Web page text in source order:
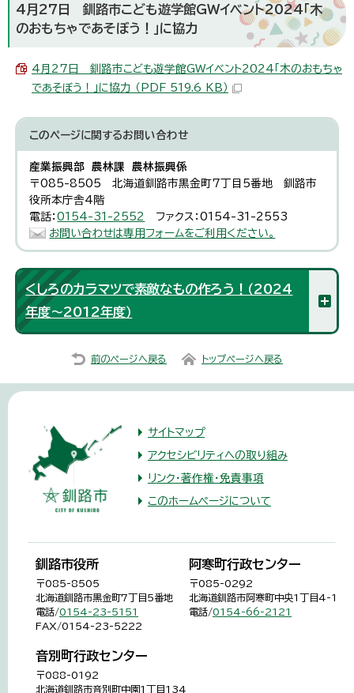
4月27日 釧路市こども遊学館GWイベント2024「木
のおもちゃであそぼう！」に協力
4月27日 釧路市こども遊学館GWイベント2024「木のおもちゃ
であそぼう！」に協力 （PDF 519.6 KB）
このページに関するお問い合わせ
産業振興部 農林課 農林振興係
〒085-8505 北海道釧路市黒金町7丁目5番地 釧路市
役所本庁舎4階
電話：0154-31-2552
ファクス：0154-31-2553
お問い合わせは専用フォームをご利用ください。
くしろのカラマツで素敵なもの作ろう！（2024
年度～2012年度）
前のページへ戻る トップページへ戻る
サイトマップ
アクセシビリティへの取り組み
リンク・著作権・免責事項
このホームページについて
釧路市役所
〒085-8505
北海道釧路市黒金町7丁目5番地
電話/0154-23-5151
FAX/0154-23-5222
阿寒町行政センター
〒085-0292
北海道釧路市阿寒町中央1丁目4-1
電話/0154-66-2121
音別町行政センター
〒088-0192
北海道釧路市音別町中園1丁目134